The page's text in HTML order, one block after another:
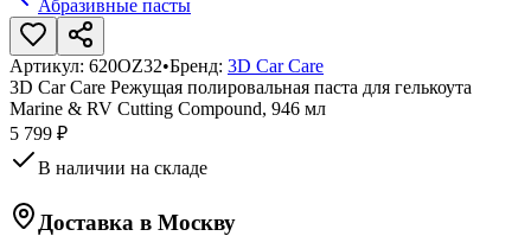
Абразивные пасты
Артикул: 620OZ32•Бренд: 3D Car Care
3D Car Care Режущая полировальная паста для гелькоута
Marine & RV Cutting Compound, 946 мл
5 799 ₽
В наличии на складе
Доставка в Москву